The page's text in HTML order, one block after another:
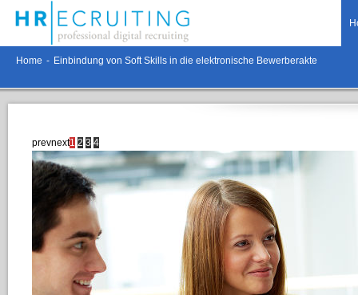
Home - Einbindung von Soft Skills in die elektronische Bewerberakte
prevnext1 2 3 4